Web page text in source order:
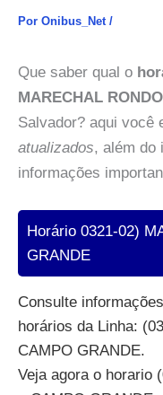
Por Onibus_Net /
Que saber qual o
MARECHAL
Salvador? aqui você
atualizados, além do
informações
Horário 0321-02)
GRANDE
Consulte
horários da Linha:
CAMPO GRANDE.
Veja agora o horario